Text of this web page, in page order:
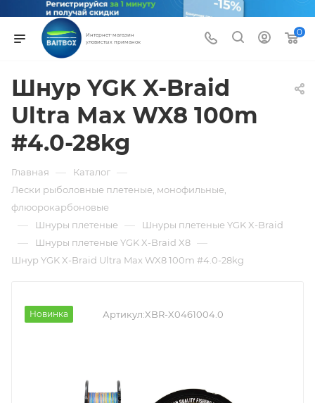
Интернет-магазин
уловистых приманок
0
Шнур YGK X-Braid
Ultra Max WX8 100m
#4.0-28kg
Главная — Каталог —
Лески рыболовные плетеные, монофильные,
флюорокарбоновые
— Шнуры плетеные — Шнуры плетеные YGK X-Braid
— Шнуры плетеные YGK X-Braid X8 —
Шнур YGK X-Braid Ultra Max WX8 100m #4.0-28kg
Новинка Артикул:XBR-X0461004.0